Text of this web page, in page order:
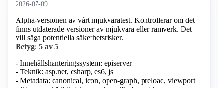
2026-07-09
Alpha-versionen av vårt mjukvaratest. Kontrollerar om det
finns utdaterade versioner av mjukvara eller ramverk. Det
vill säga potentiella säkerhetsrisker.
Betyg: 5 av 5
- Innehållshanteringssystem: episerver
- Teknik: asp.net, csharp, es6, js
- Metadata: canonical, icon, open-graph, preload, viewport